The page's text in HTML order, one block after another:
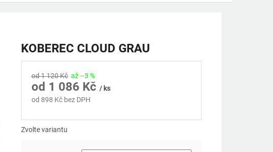
KOBEREC CLOUD GRAU
od 1 120 Kč až –3 %
od 1 086 Kč / ks
od 898 Kčbez DPH
Zvolte variantu